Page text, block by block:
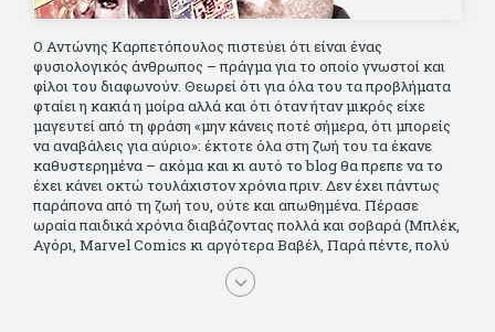
Ο Αντώνης Καρπετόπουλος πιστεύει ότι είναι ένας
φυσιολογικός άνθρωπος – πράγμα για το οποίο γνωστοί και
φίλοι του διαφωνούν. Θεωρεί ότι για όλα του τα προβλήματα
φταίει η κακιά η μοίρα αλλά και ότι όταν ήταν μικρός είχε
μαγευτεί από τη φράση «μην κάνεις ποτέ σήμερα, ότι μπορείς
να αναβάλεις για αύριο»: έκτοτε όλα στη ζωή του τα έκανε
καθυστερημένα – ακόμα και κι αυτό το blog θα πρεπε να το
έχει κάνει οκτώ τουλάχιστον χρόνια πριν. Δεν έχει πάντως
παράπονα από τη ζωή του, ούτε και απωθημένα. Πέρασε
ωραία παιδικά χρόνια διαβάζοντας πολλά και σοβαρά (Μπλέκ,
Αγόρι, Μarvel Comics κι αργότερα Βαβέλ, Παρά πέντε, πολύ
Αλέξανδρο Δουμά και αρκετό Ιούλιο Βέρν πριν τον κερδίσουν
τα αστυνομικά), απέκτησε τους σωστούς φίλους κυρίως γιατί